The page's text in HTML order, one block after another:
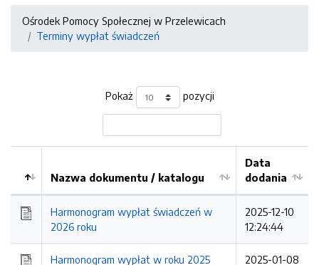
Ośrodek Pomocy Społecznej w Przelewicach
Terminy wypłat świadczeń
Pokaż pozycji
Kolejność
Nazwa dokumentu / katalogu
Data
dodania
Harmonogram wypłat świadczeń w
2026 roku
2025-12-10
12:24:44
Harmonogram wypłat w roku 2025
2025-01-08